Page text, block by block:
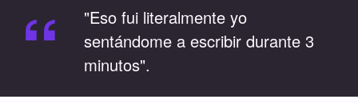
“
"Eso fui literalmente yo
sentándome a escribir durante 3
minutos".